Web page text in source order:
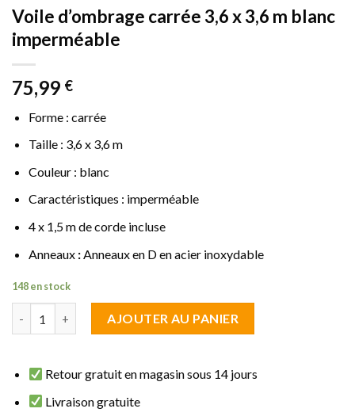
Voile d’ombrage carrée 3,6 x 3,6 m blanc
imperméable
75,99 €
Forme : carrée
Taille : 3,6 x 3,6 m
Couleur : blanc
Caractéristiques : imperméable
4 x 1,5 m de corde incluse
Anneaux: Anneaux en D en acier inoxydable
148 en stock
AJOUTER AU PANIER
Retour gratuit en magasin sous 14 jours
Livraison gratuite